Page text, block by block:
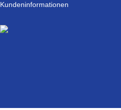
Kundeninformationen